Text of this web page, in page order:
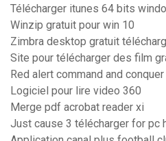
Télécharger itunes 64 bits
Winzip gratuit pour win 10
Zimbra desktop gratuit
Site pour télécharger des film
Red alert command and
Logiciel pour lire video 360
Merge pdf acrobat reader xi
Just cause 3 télécharger for pc